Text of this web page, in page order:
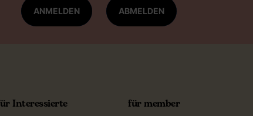
ANMELDEN ABMELDEN
Interessierte für member